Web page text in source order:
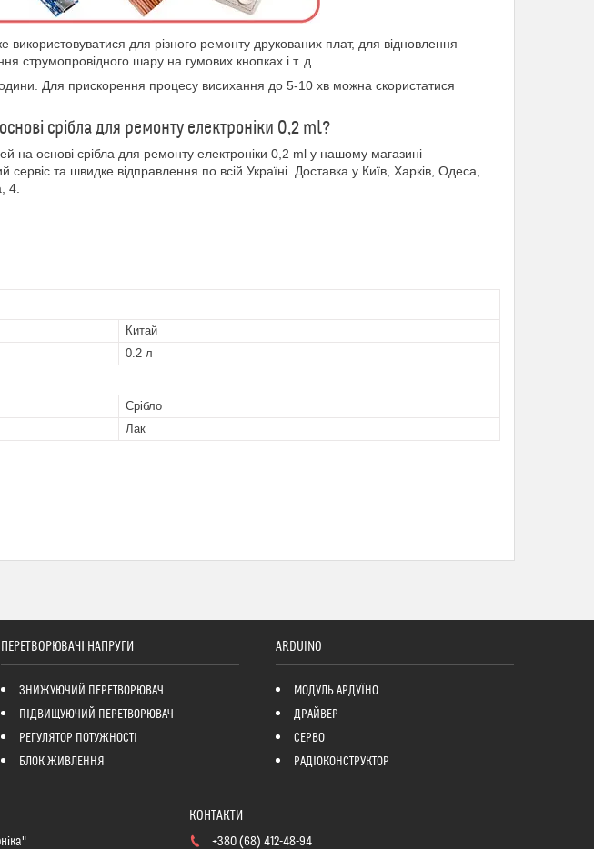
використовуватися для різного ремонту друкованих плат, для відновлення
струмопровідного шару на гумових кнопках і т. д.
Для прискорення процесу висихання до 5-10 хв можна скористатися
срібла для ремонту електроніки 0,2 ml?
на основі срібла для ремонту електроніки 0,2 ml у нашому магазині
та швидке відправлення по всій Україні. Доставка у Київ, Харків, Одеса,
4.
Китай
0.2 л
Срібло
Лак
ПЕРЕТВОРЮВАЧІ НАПРУГИ
ЗНИЖУЮЧИЙ ПЕРЕТВОРЮВАЧ
ПІДВИЩУЮЧИЙ ПЕРЕТВОРЮВАЧ
РЕГУЛЯТОР ПОТУЖНОСТІ
БЛОК ЖИВЛЕННЯ
ARDUINO
МОДУЛЬ АРДУЇНО
ДРАЙВЕР
СЕРВО
РАДІОКОНСТРУКТОР
+380 (68) 412-48-94